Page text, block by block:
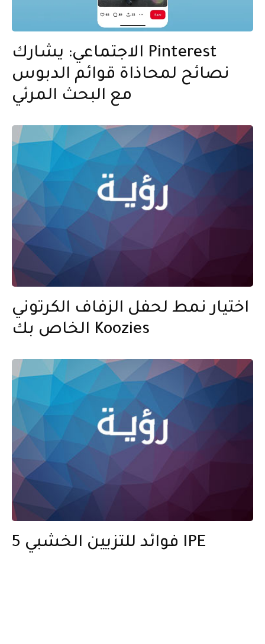
الاجتماعي: يشارك Pinterest
نصائح لمحاذاة قوائم الدبوس
مع البحث المرئي
اختيار نمط لحفل الزفاف الكرتوني
الخاص بك Koozies
5 فوائد للتزيين الخشبي IPE